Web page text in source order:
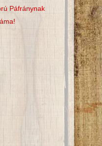
Páfránynak